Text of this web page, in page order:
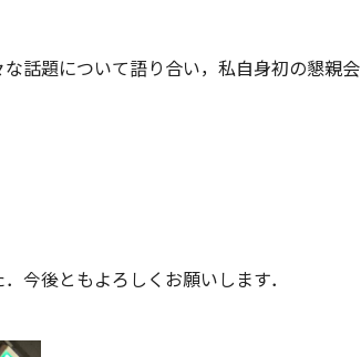
話題について語り合い，私自身初の懇親会
今後ともよろしくお願いします．